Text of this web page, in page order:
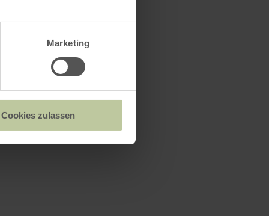
Marketing
Cookies zulassen